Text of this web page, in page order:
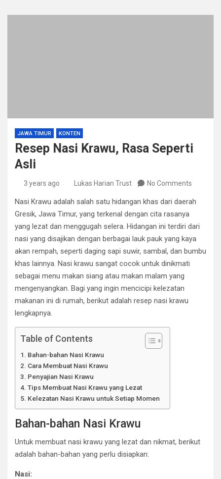
JAWA TIMUR KONTEN
Resep Nasi Krawu, Rasa Seperti
Asli
3 years ago Lukas Harian Trust No Comments
Nasi Krawu adalah salah satu hidangan khas dari daerah
Gresik, Jawa Timur, yang terkenal dengan cita rasanya
yang lezat dan menggugah selera. Hidangan ini terdiri dari
nasi yang disajikan dengan berbagai lauk pauk yang kaya
akan rempah, seperti daging sapi suwir, sambal, dan bumbu
khas lainnya. Nasi krawu sangat cocok untuk dinikmati
sebagai menu makan siang atau makan malam yang
mengenyangkan. Bagi yang ingin mencicipi kelezatan
makanan ini di rumah, berikut adalah resep nasi krawu
lengkapnya.
Table of Contents
Bahan-bahan Nasi Krawu
Cara Membuat Nasi Krawu
Penyajian Nasi Krawu
Tips Membuat Nasi Krawu yang Lezat
Kelezatan Nasi Krawu untuk Setiap Momen
Bahan-bahan Nasi Krawu
Untuk membuat nasi krawu yang lezat dan nikmat, berikut
adalah bahan-bahan yang perlu disiapkan:
Nasi: